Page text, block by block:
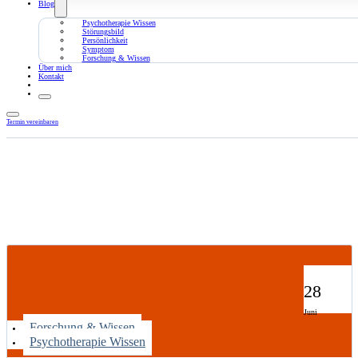
Blog
Psychotherapie Wissen
Störungsbild
Persönlichkeit
Symptom
Forschung & Wissen
Über mich
Kontakt
Termin vereinbaren
28
Juni
Forschung & Wissen
Psychotherapie Wissen